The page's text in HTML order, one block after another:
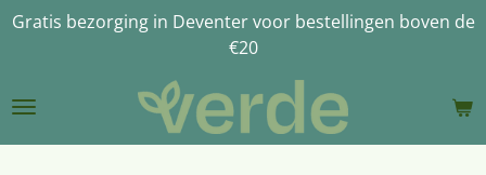
Ga
de
Gratis bezorging in Deventer voor bestellingen boven de
€20